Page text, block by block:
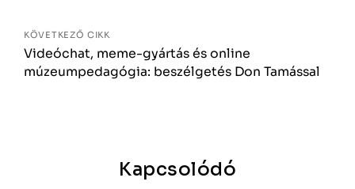
KÖVETKEZŐ CIKK
Videóchat, meme-gyártás és online
múzeumpedagógia: beszélgetés Don Tamással
Kapcsolódó